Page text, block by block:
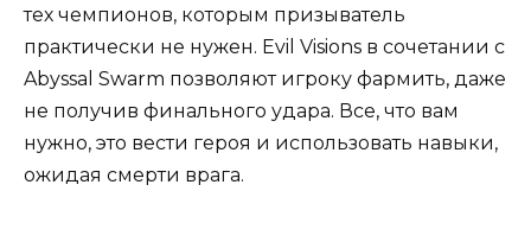
тех чемпионов, которым призыватель
практически не нужен. Evil Visions в сочетании с
Abyssal Swarm позволяют игроку фармить, даже
не получив финального удара. Все, что вам
нужно, это вести героя и использовать навыки,
ожидая смерти врага.